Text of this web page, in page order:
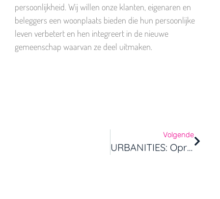
persoonlijkheid. Wij willen onze klanten, eigenaren en
beleggers een woonplaats bieden die hun persoonlijke
leven verbetert en hen integreert in de nieuwe
gemeenschap waarvan ze deel uitmaken.
Volgende
URBANITIES: Oproep Tot Het Indienen Van Aanvragen